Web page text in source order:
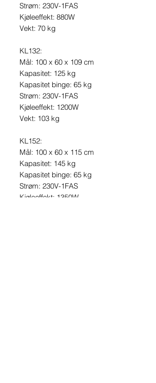
Strøm: 230V-1FAS
Kjøleeffekt: 880W
Vekt: 70 kg
KL132:
Mål: 100 x 60 x 109 cm
Kapasitet: 125 kg
Kapasitet binge: 65 kg
Strøm: 230V-1FAS
Kjøleeffekt: 1200W
Vekt: 103 kg
KL152:
Mål: 100 x 60 x 115 cm
Kapasitet: 145 kg
Kapasitet binge: 65 kg
Strøm: 230V-1FAS
Kjøleeffekt: 1350W